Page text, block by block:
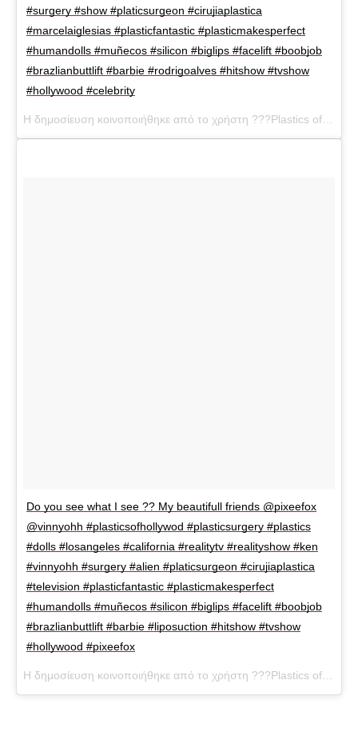
#surgery #show #platicsurgeon #cirujiaplastica
#marcelaiglesias #plasticfantastic #plasticmakesperfect
#humandolls #muñecos #silicon #biglips #facelift #boobjob
#brazlianbuttlift #barbie #rodrigoalves #hitshow #tvshow
#hollywood #celebrity
Η δημοσίευση κοινοποιήθηκε από το χρήστη ???Plastics of Hollywood??? (@plasticsofhollywood) στις
Do you see what I see ?? My beautifull friends @pixeefox
@vinnyohh #plasticsofhollywod #plasticsurgery #plastics
#dolls #losangeles #california #realitytv #realityshow #ken
#vinnyohh #surgery #alien #platicsurgeon #cirujiaplastica
#television #plasticfantastic #plasticmakesperfect
#humandolls #muñecos #silicon #biglips #facelift #boobjob
#brazlianbuttlift #barbie #liposuction #hitshow #tvshow
#hollywood #pixeefox
Η δημοσίευση κοινοποιήθηκε από το χρήστη ???Plastics of Hollywood??? (@plasticsofhollywood) στις